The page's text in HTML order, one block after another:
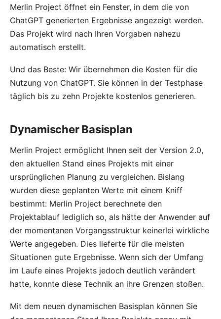
Merlin Project öffnet ein Fenster, in dem die von
ChatGPT generierten Ergebnisse angezeigt werden.
Das Projekt wird nach Ihren Vorgaben nahezu
automatisch erstellt.
Und das Beste: Wir übernehmen die Kosten für die
Nutzung von ChatGPT. Sie können in der Testphase
täglich bis zu zehn Projekte kostenlos generieren.
Dynamischer Basisplan
Merlin Project ermöglicht Ihnen seit der Version 2.0,
den aktuellen Stand eines Projekts mit einer
ursprünglichen Planung zu vergleichen. Bislang
wurden diese geplanten Werte mit einem Kniff
bestimmt: Merlin Project berechnete den
Projektablauf lediglich so, als hätte der Anwender auf
der momentanen Vorgangsstruktur keinerlei wirkliche
Werte angegeben. Dies lieferte für die meisten
Situationen gute Ergebnisse. Wenn sich der Umfang
im Laufe eines Projekts jedoch deutlich verändert
hatte, konnte diese Technik an ihre Grenzen stoßen.
Mit dem neuen dynamischen Basisplan können Sie